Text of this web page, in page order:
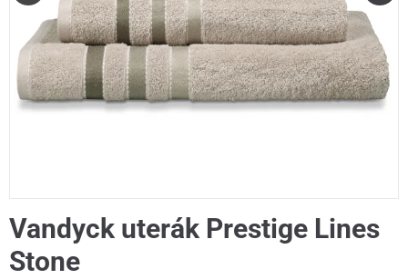
Vandyck uterák Prestige Lines
Stone